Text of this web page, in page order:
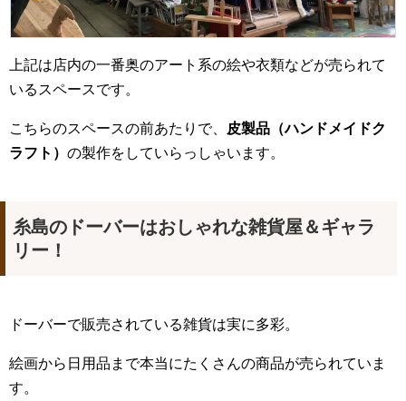
上記は店内の一番奥のアート系の絵や衣類などが売られて
いるスペースです。
こちらのスペースの前あたりで、
皮製品（ハンドメイドク
ラフト） の製作をしていらっしゃいます。
糸島のドーバーはおしゃれな雑貨屋＆ギャラ
リー！
ドーバーで販売されている雑貨は実に多彩。
絵画から日用品まで本当にたくさんの商品が売られていま
す。